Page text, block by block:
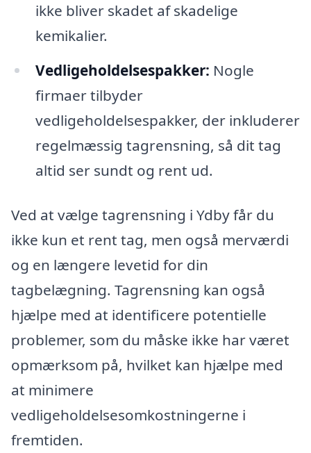
ikke bliver skadet af skadelige
kemikalier.
Vedligeholdelsespakker: Nogle
firmaer tilbyder
vedligeholdelsespakker, der inkluderer
regelmæssig tagrensning, så dit tag
altid ser sundt og rent ud.
Ved at vælge tagrensning i Ydby får du
ikke kun et rent tag, men også merværdi
og en længere levetid for din
tagbelægning. Tagrensning kan også
hjælpe med at identificere potentielle
problemer, som du måske ikke har været
opmærksom på, hvilket kan hjælpe med
at minimere
vedligeholdelsesomkostningerne i
fremtiden.